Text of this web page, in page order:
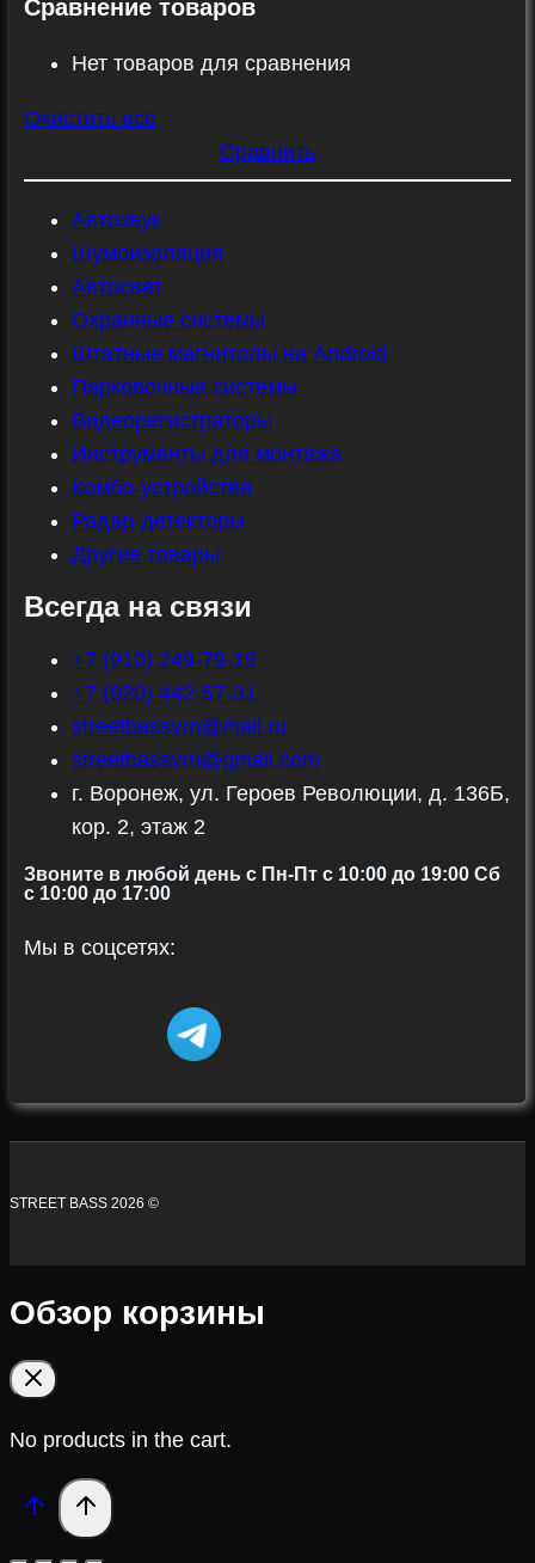
Сравнение товаров
Нет товаров для сравнения
Очистить всё
Сравнить
Автозвук
Шумоизоляция
Автосвет
Охранные системы
Штатные магнитолы на Android
Парковочные системы
Видеорегистраторы
Инструменты для монтажа
Комбо-устройства
Радар-детекторы
Другие товары
Всегда на связи
+7 (910) 249-79-19
+7 (920) 442-57-31
streetbassvrn@mail.ru
streetbassvrn@gmail.com
г. Воронеж, ул. Героев Революции, д. 136Б,
кор. 2, этаж 2
Звоните в любой день с Пн-Пт c 10:00 до 19:00 Сб
с 10:00 до 17:00
Мы в соцсетях:
STREET BASS 2026 ©
Обзор корзины
No products in the cart.